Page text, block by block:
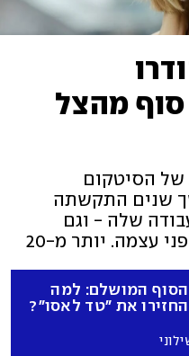
קודרו
מהצל
של הסיטקום
שנים התקשתה
שלה - וגם
למצוא הצלחה שתעמוד בפני עצמה. יותר מ-20
המעגל של
של ליסה קודרו
הסוף המושלם: למה
את "טד לאסו"?